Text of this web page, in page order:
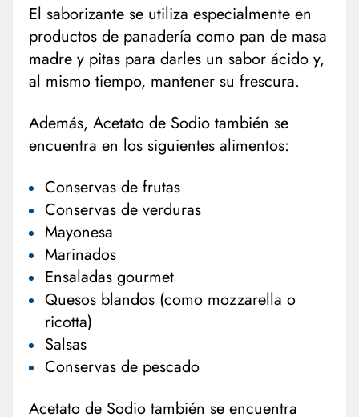
El saborizante se utiliza especialmente en
productos de panadería como pan de masa
madre y pitas para darles un sabor ácido y,
al mismo tiempo, mantener su frescura.
Además, Acetato de Sodio también se
encuentra en los siguientes alimentos:
Conservas de frutas
Conservas de verduras
Mayonesa
Marinados
Ensaladas gourmet
Quesos blandos (como mozzarella o
ricotta)
Salsas
Conservas de pescado
Acetato de Sodio también se encuentra